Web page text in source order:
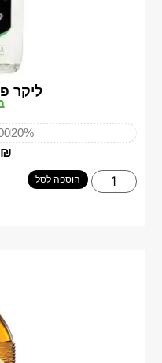
ליקר
20%
₪
הוספה לסל